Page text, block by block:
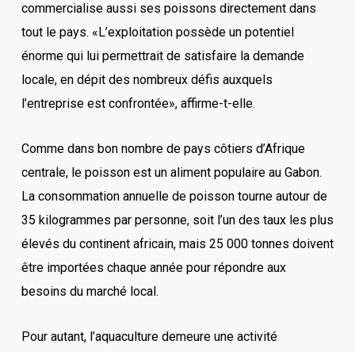
commercialise aussi ses poissons directement dans
tout le pays. «L’exploitation possède un potentiel
énorme qui lui permettrait de satisfaire la demande
locale, en dépit des nombreux défis auxquels
l’entreprise est confrontée», affirme-t-elle.
Comme dans bon nombre de pays côtiers d’Afrique
centrale, le poisson est un aliment populaire au Gabon.
La consommation annuelle de poisson tourne autour de
35 kilogrammes par personne, soit l’un des taux les plus
élevés du continent africain, mais 25 000 tonnes doivent
être importées chaque année pour répondre aux
besoins du marché local.
Pour autant, l’aquaculture demeure une activité